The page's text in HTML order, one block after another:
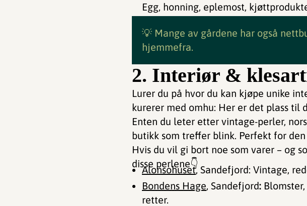
Egg, honning, eplemost,
💡 Mange av gårdene har også
hjemmefra.
2. Interiør &
Lurer du på hvor du kan kjøpe unike
kurerer med omhu: Her er det plass til
Enten du leter etter vintage-perler,
butikk som treffer blink. Perfekt for
Hvis du vil gi bort noe som varer – og
disse perlene👇
Alonsohuset, Sandefjord: Vintage,
Bondens Hage, Sandefjord:
retter.